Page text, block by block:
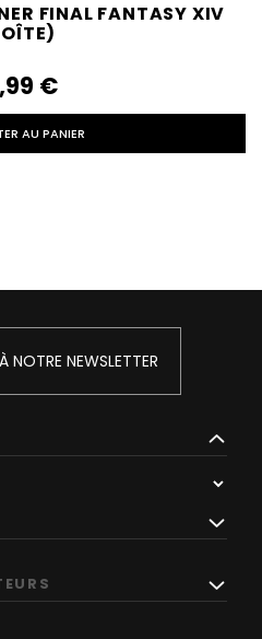
FINAL FANTASY XIV
‎€
AU PANIER
NOTRE NEWSLETTER